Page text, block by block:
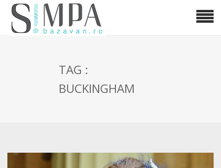
TAG :
BUCKINGHAM